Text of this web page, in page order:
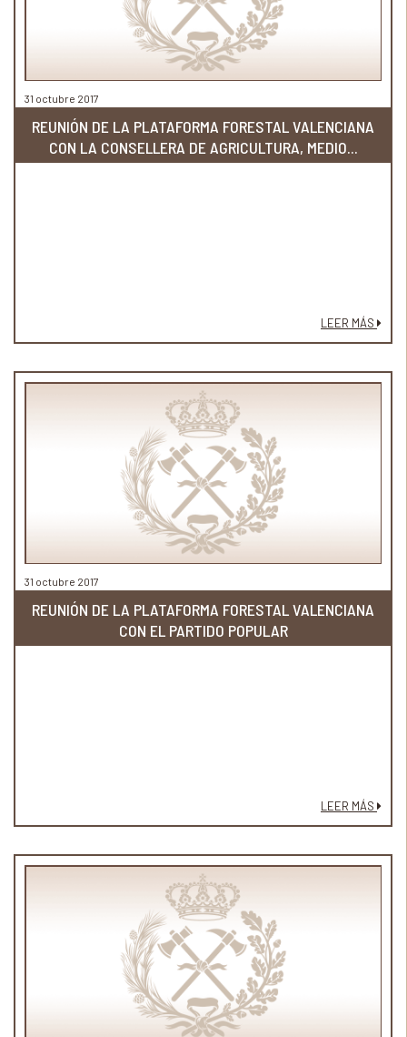
31 octubre 2017
REUNIÓN DE LA PLATAFORMA FORESTAL VALENCIANA
CON LA CONSELLERA DE AGRICULTURA, MEDIO...
LEER MÁS
31 octubre 2017
REUNIÓN DE LA PLATAFORMA FORESTAL VALENCIANA
CON EL PARTIDO POPULAR
LEER MÁS